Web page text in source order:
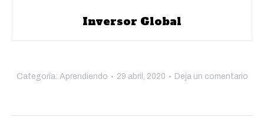
Inversor Global
Categoría: Aprendiendo 29 abril, 2020 Deja un comentario